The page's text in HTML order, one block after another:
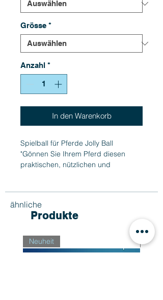
Grösse *
Anzahl *
In den Warenkorb
Spielball für Pferde Jolly Ball
"Gönnen Sie Ihrem Pferd diesen
praktischen, nützlichen und
Farbe grün = Apfelgeschmack
Farbe weiss-rot =
ähnliche
Produkte
Neuheit